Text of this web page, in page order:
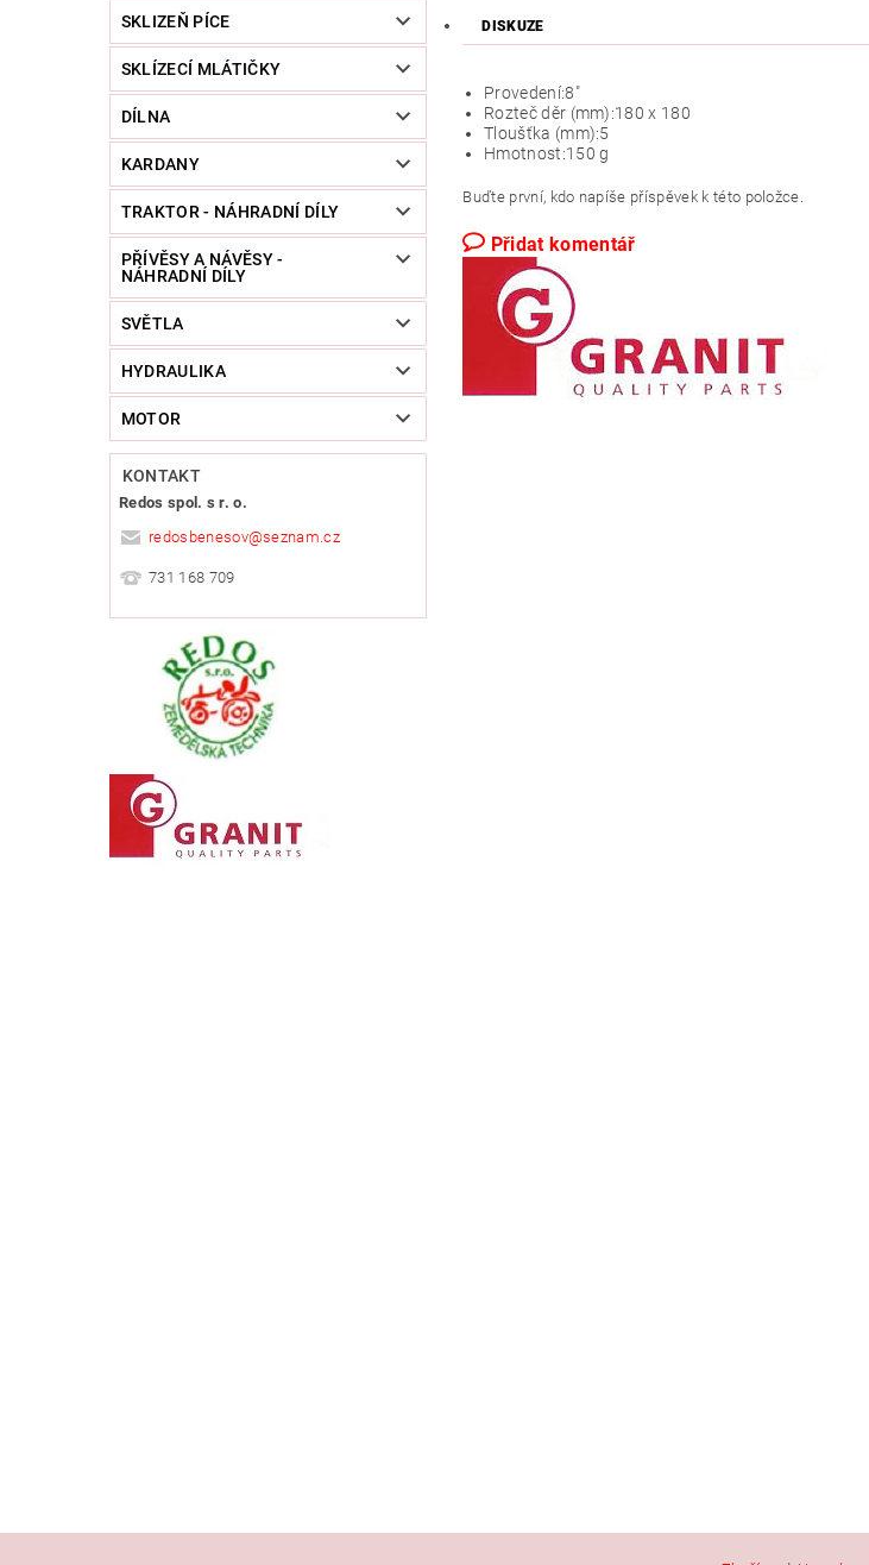
SKLIZEŇ PÍCE
SKLÍZECÍ MLÁTIČKY
DÍLNA
KARDANY
TRAKTOR - NÁHRADNÍ DÍLY
PŘÍVĚSY A NÁVĚSY -
NÁHRADNÍ DÍLY
SVĚTLA
HYDRAULIKA
MOTOR
KONTAKT
Redos spol. s r. o.
redosbenesov@seznam.cz
731 168 709
DISKUZE
Provedení:8"
Rozteč děr (mm):180 x 180
Tloušťka (mm):5
Hmotnost:150 g
Buďte první, kdo napíše příspěvek k této položce.
Přidat komentář